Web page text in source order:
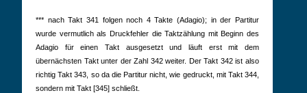
*** nach Takt 341 folgen noch 4 Takte (Adagio); in der Partitur
wurde vermutlich als Druckfehler die Taktzählung mit Beginn des
Adagio für einen Takt ausgesetzt und läuft erst mit dem
übernächsten Takt unter der Zahl 342 weiter. Der Takt 342 ist also
richtig Takt 343, so da die Partitur nicht, wie gedruckt, mit Takt 344,
sondern mit Takt [345] schließt.